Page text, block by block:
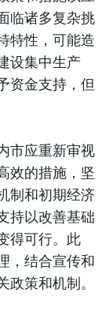
临诸多复杂挑
特性，可能造
设集中生产
资金支持，但
市应重新审视
效的措施，坚
制和初期经济
持以改善基础
得可行。此
，结合宣传和
策和机制。